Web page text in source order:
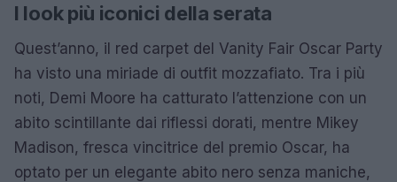
I look più iconici della serata
Quest’anno, il red carpet del Vanity Fair Oscar Party
ha visto una miriade di outfit mozzafiato. Tra i più
noti, Demi Moore ha catturato l’attenzione con un
abito scintillante dai riflessi dorati, mentre Mikey
Madison, fresca vincitrice del premio Oscar, ha
optato per un elegante abito nero senza maniche,